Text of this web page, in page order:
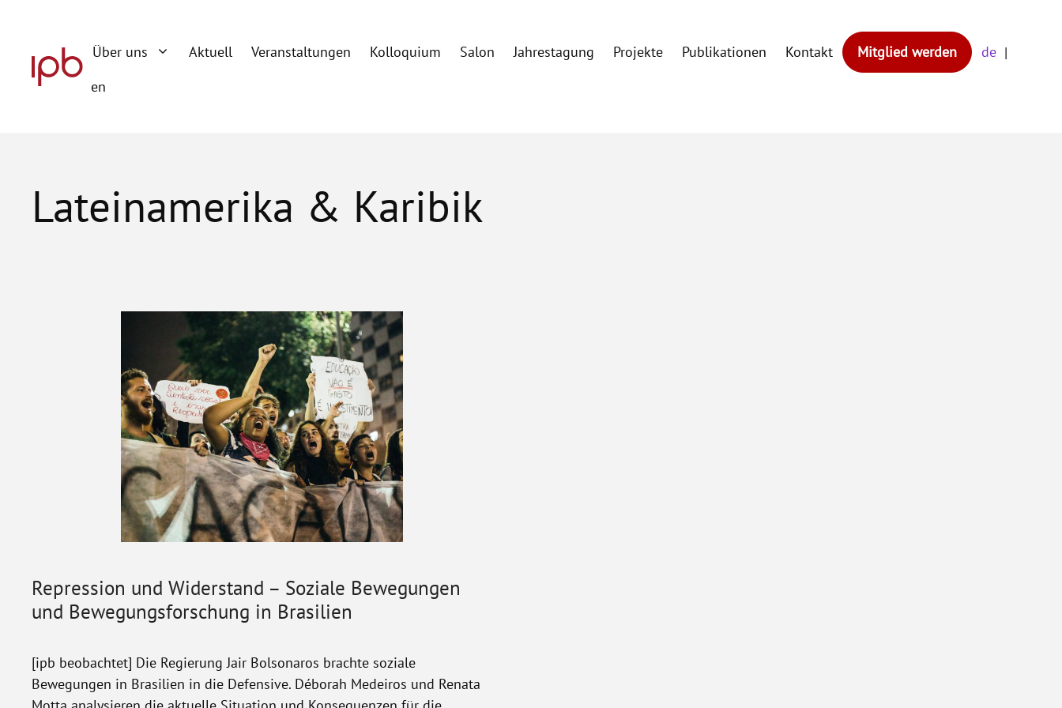
springen
Über uns Aktuell Veranstaltungen Kolloquium Salon Jahrestagung Projekte Publikationen Kontakt Mitglied werden
de
en
Lateinamerika & Karibik
Repression und Widerstand – Soziale Bewegungen
und Bewegungsforschung in Brasilien
[ipb beobachtet] Die Regierung Jair Bolsonaros brachte soziale
Bewegungen in Brasilien in die Defensive. Déborah Medeiros und Renata